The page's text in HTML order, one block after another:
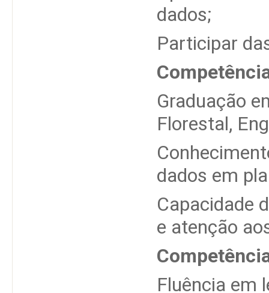
dados;
Participar
Graduação
Florestal,
dados em
Capacidade
e atenção
Fluência em